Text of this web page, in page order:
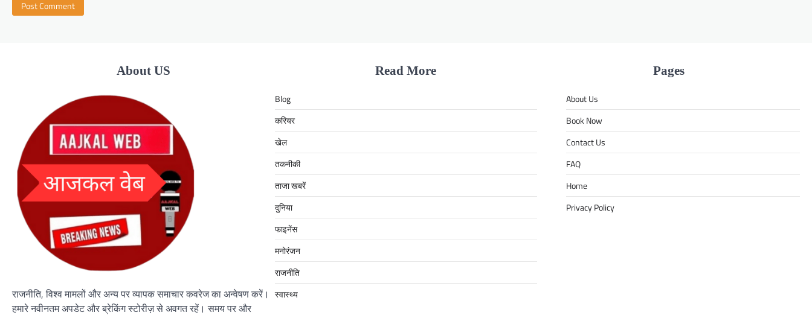
About US
राजनीति, विश्व मामलों और अन्य पर व्यापक समाचार कवरेज का अन्वेषण करें।
हमारे नवीनतम अपडेट और ब्रेकिंग स्टोरीज़ से अवगत रहें। समय पर और
Read More
Blog
करियर
खेल
तकनीकी
ताजा खबरें
दुनिया
फाइनेंस
मनोरंजन
राजनीति
स्वास्थ्य
Pages
About Us
Book Now
Contact Us
FAQ
Home
Privacy Policy